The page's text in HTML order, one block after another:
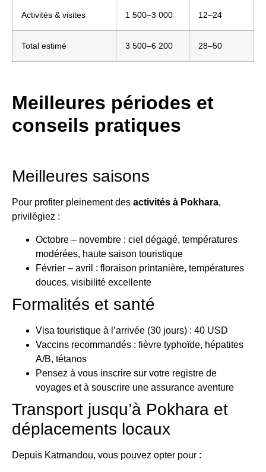
Activités & visites 1 500–3 000 12–24
Total estimé 3 500–6 200 28–50
Meilleures périodes et
conseils pratiques
Meilleures saisons
Pour profiter pleinement des activités à Pokhara,
privilégiez :
Octobre – novembre : ciel dégagé, températures
modérées, haute saison touristique
Février – avril : floraison printanière, températures
douces, visibilité excellente
Formalités et santé
Visa touristique à l’arrivée (30 jours) : 40 USD
Vaccins recommandés : fièvre typhoïde, hépatites
A/B, tétanos
Pensez à vous inscrire sur votre registre de
voyages et à souscrire une assurance aventure
Transport jusqu’à Pokhara et
déplacements locaux
Depuis Katmandou, vous pouvez opter pour :